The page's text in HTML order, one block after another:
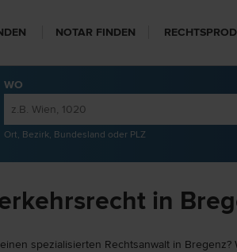
NOTAR FINDEN
WO
Ort, Bezirk, Bundesland oder PLZ
in
spezialisierten Rechtsanwalt in